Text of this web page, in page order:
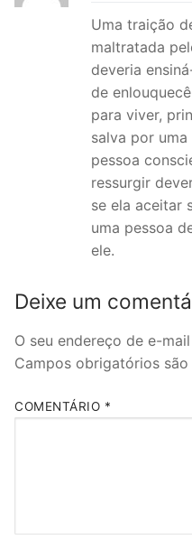
Uma traição
maltratada
deveria
de
para viver,
salva por
pessoa
ressurgir
se ela aceitar
uma pessoa
ele.
Deixe um
O seu endereço de e-
Campos obrigatórios
COMENTÁRIO *